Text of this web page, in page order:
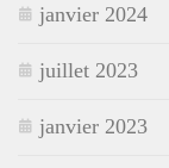
janvier 2024
juillet 2023
janvier 2023